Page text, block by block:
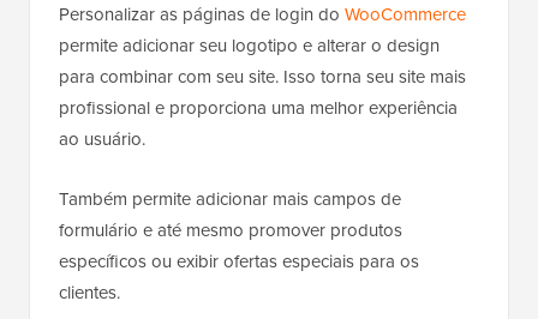
Personalizar as páginas de login do WooCommerce
permite adicionar seu logotipo e alterar o design
para combinar com seu site. Isso torna seu site mais
profissional e proporciona uma melhor experiência
ao usuário.
Também permite adicionar mais campos de
formulário e até mesmo promover produtos
específicos ou exibir ofertas especiais para os
clientes.